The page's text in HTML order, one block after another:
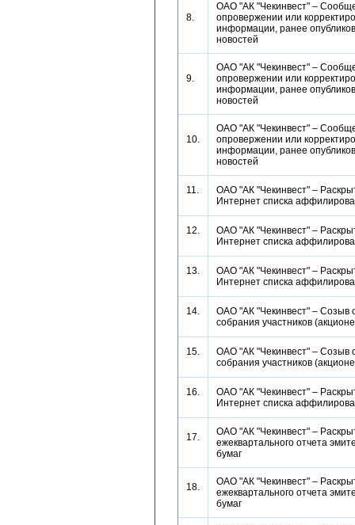
8.
ОАО "АК "Чекинвест" –
опровержении или
информации, ранее
новостей
9.
ОАО "АК "Чекинвест" –
опровержении или
информации, ранее
новостей
10.
ОАО "АК "Чекинвест" –
опровержении или
информации, ранее
новостей
11.
ОАО "АК "Чекинвест" –
Интернет списка
12.
ОАО "АК "Чекинвест" –
Интернет списка
13.
ОАО "АК "Чекинвест" –
Интернет списка
14.
ОАО "АК "Чекинвест" – Созыв
собрания участников
15.
ОАО "АК "Чекинвест" – Созыв
собрания участников
16.
ОАО "АК "Чекинвест" –
Интернет списка
17.
ОАО "АК "Чекинвест" –
ежеквартального отчета
бумаг
18.
ОАО "АК "Чекинвест" –
ежеквартального отчета
бумаг